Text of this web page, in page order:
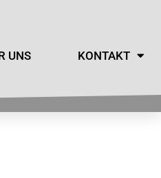
UNS KONTAKT